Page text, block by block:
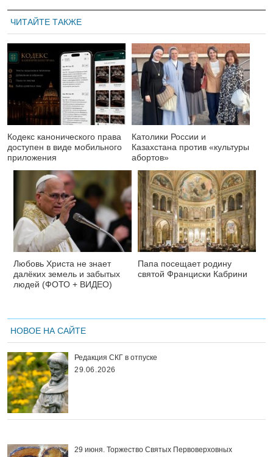
ЧИТАЙТЕ ТАКЖЕ
Кодекс канонического права
доступен в виде мобильного
приложения
Католики России и
Казахстана против «культуры
абортов»
Любовь Христа не знает
далёких земель и забытых
людей (ФОТО + ВИДЕО)
Папа посещает родину
святой Франциски Кабрини
НОВОЕ НА САЙТЕ
Редакция СКГ в отпуске
29.06.2026
29 июня. Торжество Святых Первоверховных